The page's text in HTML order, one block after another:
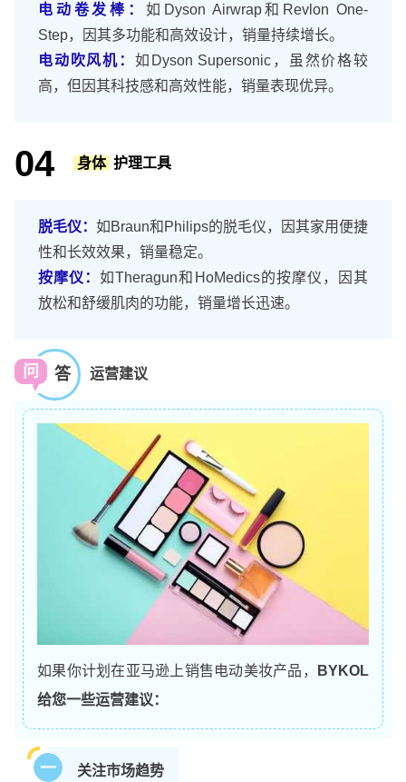
电动卷发棒： 如Dyson Airwrap和Revlon One-
Step，因其多功能和高效设计，销量持续增长。
电动吹风机： 如Dyson Supersonic，虽然价格较
高，但因其科技感和高效性能，销量表现优异。
04 身体 护理工具
脱毛仪： 如Braun和Philips的脱毛仪，因其家用便捷
性和长效效果，销量稳定。
按摩仪：如Theragun和HoMedics的按摩仪，因其
放松和舒缓肌肉的功能，销量增长迅速。
问 答 运营建议
如果你计划在亚马逊上销售电动美妆产品，
BYKOL
给您一些运营建议：
一 关注市场趋势